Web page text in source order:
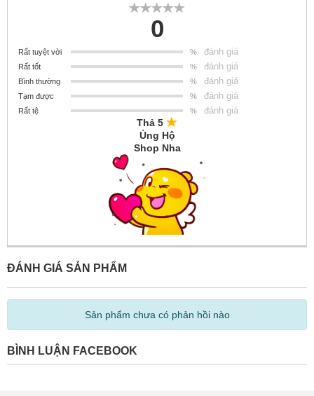
0
Rất tuyệt vời % đánh giá
Rất tốt % đánh giá
Bình thường % đánh giá
Tạm được % đánh giá
Rất tệ % đánh giá
Thả 5
Ủng Hộ
Shop Nha
ĐÁNH GIÁ SẢN PHẨM
Sản phẩm chưa có phản hồi nào
BÌNH LUẬN FACEBOOK